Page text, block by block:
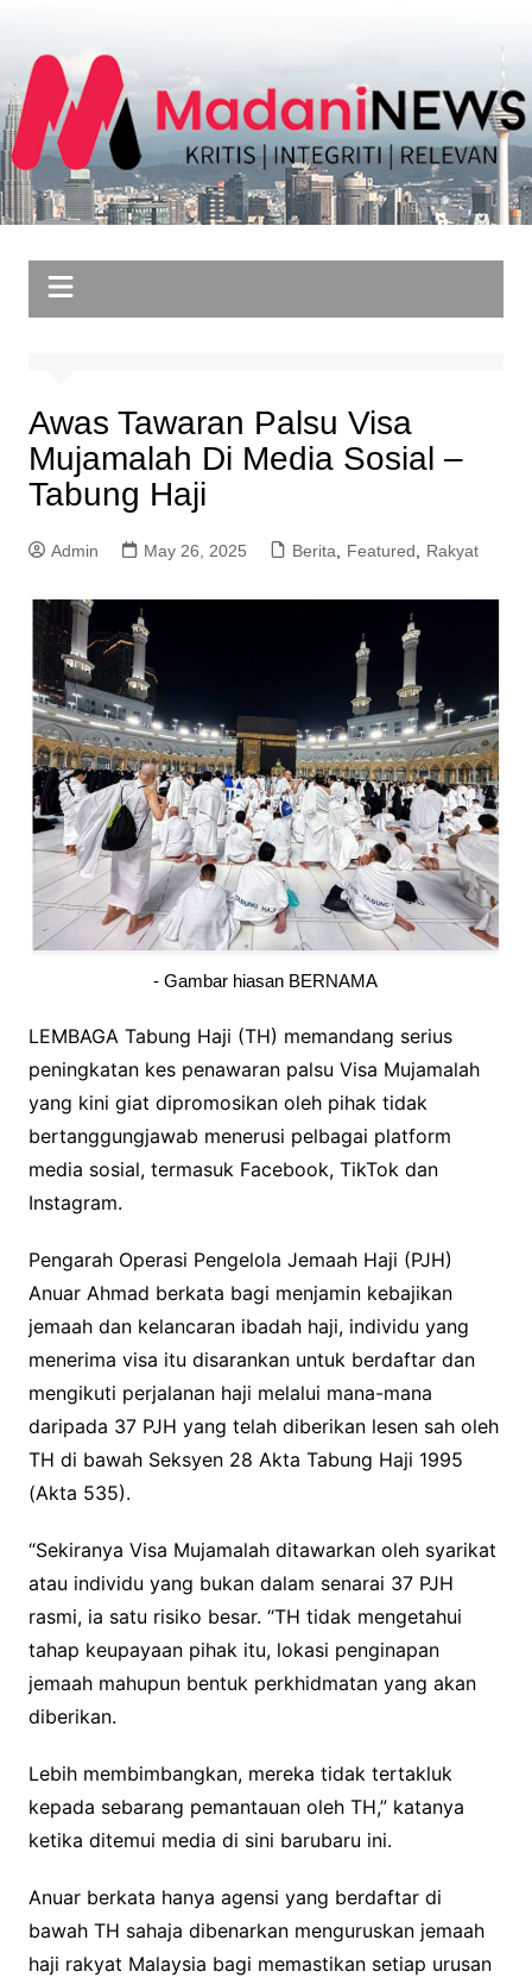
content
Awas Tawaran Palsu Visa
Mujamalah Di Media Sosial –
Tabung Haji
Admin May 26, 2025 Berita, Featured, Rakyat
- Gambar hiasan BERNAMA
LEMBAGA Tabung Haji (TH) memandang serius
peningkatan kes penawaran palsu Visa Mujamalah
yang kini giat dipromosikan oleh pihak tidak
bertanggungjawab menerusi pelbagai platform
media sosial, termasuk Facebook, TikTok dan
Instagram.
Pengarah Operasi Pengelola Jemaah Haji (PJH)
Anuar Ahmad berkata bagi menjamin kebajikan
jemaah dan kelancaran ibadah haji, individu yang
menerima visa itu disarankan untuk berdaftar dan
mengikuti perjalanan haji melalui mana-mana
daripada 37 PJH yang telah diberikan lesen sah oleh
TH di bawah Seksyen 28 Akta Tabung Haji 1995
(Akta 535).
“Sekiranya Visa Mujamalah ditawarkan oleh syarikat
atau individu yang bukan dalam senarai 37 PJH
rasmi, ia satu risiko besar. “TH tidak mengetahui
tahap keupayaan pihak itu, lokasi penginapan
jemaah mahupun bentuk perkhidmatan yang akan
diberikan.
Lebih membimbangkan, mereka tidak tertakluk
kepada sebarang pemantauan oleh TH,” katanya
ketika ditemui media di sini barubaru ini.
Anuar berkata hanya agensi yang berdaftar di
bawah TH sahaja dibenarkan menguruskan jemaah
haji rakyat Malaysia bagi memastikan setiap urusan